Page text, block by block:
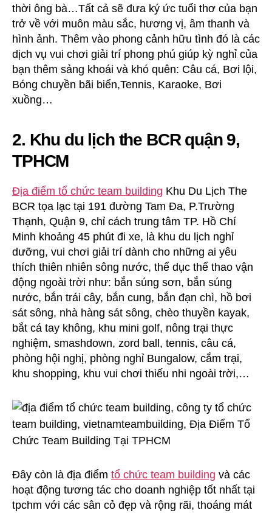
thời ông bà…Tất cả sẽ đưa ký ức tuổi thơ của bạn
trở về với muôn màu sắc, hương vị, âm thanh và
hình ảnh. Thêm vào phong cảnh hữu tình đó là các
dịch vụ vui chơi giải trí phong phú giúp kỳ nghỉ của
bạn thêm sảng khoái và khó quên: Câu cá, Bơi lội,
Bóng chuyền bãi biển,Tennis, Karaoke, Bơi
xuồng…
2. Khu du lịch the BCR quận 9,
TPHCM
Địa điểm tổ chức team building Khu Du Lịch The
BCR tọa lạc tại 191 đường Tam Đa, P.Trường
Thạnh, Quận 9, chỉ cách trung tâm TP. Hồ Chí
Minh khoảng 45 phút đi xe, là khu du lịch nghỉ
dưỡng, vui chơi giải trí dành cho những ai yêu
thích thiên nhiên sông nước, thể dục thể thao vận
động ngoài trời như: bắn súng sơn, bắn súng
nước, bắn trái cây, bắn cung, bắn đạn chì, hồ bơi
sát sông, nhà hàng sát sông, chèo thuyền kayak,
bắt cá tay không, khu mini golf, nông trại thực
nghiệm, smashdown, zord ball, tennis, câu cá,
phòng hội nghị, phòng nghỉ Bungalow, cắm trại,
khu shopping, khu vui chơi thiếu nhi ngoài trời,…
Đây còn là địa điểm tổ chức team building và các
hoạt động tương tác cho doanh nghiệp tốt nhất tại
tpchm với các sân cỏ đẹp và rộng rãi, thoáng mát